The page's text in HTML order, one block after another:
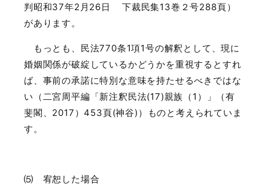
判昭和37年2 月 26日 下裁民集13巻２号288頁）
があります。
もっとも、民法770条1項1号の解釈として、現に
婚姻関係が破綻しているかどうかを重視するとすれ
ば、事前の承諾に特別な意味を持たせるべきではな
い（二宮周平編「新注釈民法(17)親族（ 1 ）」（有
斐閣、 2017 ）453頁(神谷) ）ものと考えられていま
す。
⑸ 宥恕した場合